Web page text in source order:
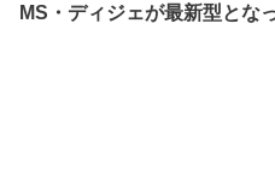
MS・ディジェが最新型とな